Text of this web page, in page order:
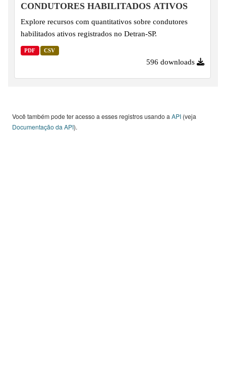
CONDUTORES HABILITADOS ATIVOS
Explore recursos com quantitativos sobre condutores
habilitados ativos registrados no Detran-SP.
PDF CSV
596 downloads
Você também pode ter acesso a esses registros usando a API (veja
Documentação da API).